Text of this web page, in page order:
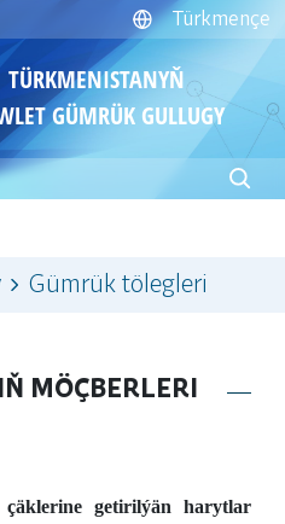
Türkmençe
TÜRKMENISTANYŇ
GÜMRÜK GULLUGY
Gümrük tölegleri
MÖÇBERLERI
getirilýän harytlar